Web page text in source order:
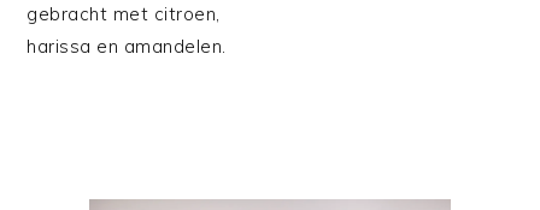
gebracht met citroen,
harissa en amandelen.